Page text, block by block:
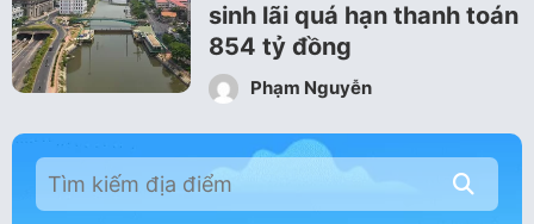
sinh lãi quá hạn thanh toán
854 tỷ đồng
Phạm Nguyễn